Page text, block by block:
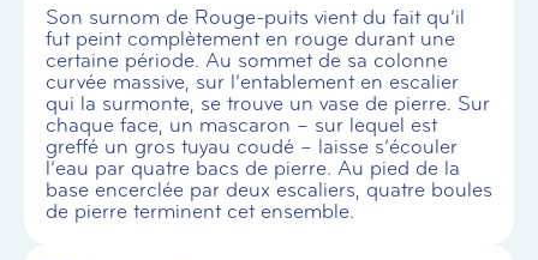
Son surnom de Rouge-puits vient du fait qu’il
fut peint complètement en rouge durant une
certaine période. Au sommet de sa colonne
curvée massive, sur l’entablement en escalier
qui la surmonte, se trouve un vase de pierre. Sur
chaque face, un mascaron – sur lequel est
greffé un gros tuyau coudé – laisse s’écouler
l’eau par quatre bacs de pierre. Au pied de la
base encerclée par deux escaliers, quatre boules
de pierre terminent cet ensemble.